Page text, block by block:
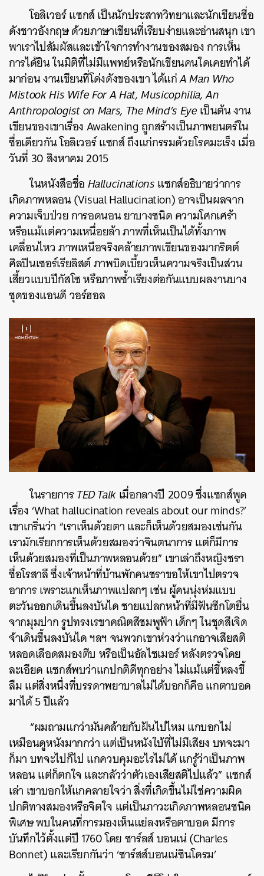
โอลิเวอร์ แซกส์ เป็นนักประสาทวิทยาและนักเขียนชื่อ
ดังชาวอังกฤษ ด้วยภาษาเขียนที่เรียบง่ายและอ่านสนุก เขา
พาเราไปสัมผัสและเข้าใจการทำงานของสมอง การเห็น
การได้ยิน ในมิติที่ไม่มีแพทย์หรือนักเขียนคนใดเคยทำได้
มาก่อน งานเขียนที่โด่งดังของเขา ได้แก่A Man Who
Mistook His Wife For A Hat, Musicophilia, An
Anthropologist on Mars, The Mind’s Eyeเป็นต้น งาน
เขียนของเขาเรื่อง Awakening ถูกสร้างเป็นภาพยนตร์ใน
ชื่อเดียวกัน โอลิเวอร์ แซกส์ ถึงแก่กรรมด้วยโรคมะเร็ง เมื่อ
วันที่ 30 สิงหาคม 2015
ในหนังสือชื่อHallucinationsแซกส์อธิบายว่าการ
เกิดภาพหลอน (Visual Hallucination) อาจเป็นผลจาก
ความเจ็บป่วย การอดนอน ยาบางชนิด ความโศกเศร้า
หรือแม้แต่ความเหนื่อยล้า ภาพที่เห็นเป็นได้ทั้งภาพ
เคลื่อนไหว ภาพเหนือจริงคล้ายภาพเขียนของมากริตต์
ศิลปินเซอร์เรียลิสต์ ภาพบิดเบี้ยวเห็นความจริงเป็นส่วน
เสี้ยวแบบปีกัสโซ หรือภาพซ้ำเรียงต่อกันแบบผลงานบาง
ชุดของแอนดี วอร์ฮอล
ในรายการTED Talkเมื่อกลางปี 2009 ซึ่งแซกส์พูด
เรื่อง ‘What hallucination reveals about our minds?’
เขาเกริ่นว่า “เราเห็นด้วยตา และก็เห็นด้วยสมองเช่นกัน
เรามักเรียกการเห็นด้วยสมองว่าจินตนาการ แต่ก็มีการ
เห็นด้วยสมองที่เป็นภาพหลอนด้วย” เขาเล่าถึงหญิงชรา
ชื่อโรสาลี ซึ่งเจ้าหน้าที่บ้านพักคนชราขอให้เขาไปตรวจ
อาการ เพราะแกเห็นภาพแปลกๆ เช่น ผู้คนนุ่งห่มแบบ
ตะวันออกเดินขึ้นลงบันได ชายแปลกหน้าที่มีฟันซีกโตยื่น
จากมุมปาก รูปทรงเรขาคณิตสีชมพูฟ้า เด็กๆ ในชุดสีเจิด
จ้าเดินขึ้นลงบันได ฯลฯ จนพวกเขาห่วงว่าแกอาจเสียสติ
หลอดเลือดสมองตีบ หรือเป็นอัลไซเมอร์ หลังตรวจโดย
ละเอียด แซกส์พบว่าแกปกติดีทุกอย่าง ไม่แม้แต่ขี้หลงขี้
ลืม แต่สิ่งหนึ่งที่บรรดาพยาบาลไม่ได้บอกก็คือ แกตาบอด
มาได้ 5 ปีแล้ว
“ผมถามแกว่ามันคล้ายกับฝันไปไหม แกบอกไม่
เหมือนดูหนังมากกว่า แต่เป็นหนังใบ้ที่ไม่มีเสียง บทจะมา
ก็มา บทจะไปก็ไป แกควบคุมอะไรไม่ได้ แกรู้ว่าเป็นภาพ
หลอน แต่ก็ตกใจ และกลัวว่าตัวเองเสียสติไปแล้ว” แซกส์
เล่า เขาบอกให้แกคลายใจว่า สิ่งที่เกิดขึ้นไม่ใช่ความผิด
ปกติทางสมองหรือจิตใจ แต่เป็นภาวะเกิดภาพหลอนชนิด
พิเศษ พบในคนที่การมองเห็นแย่ลงหรือตาบอด มีการ
บันทึกไว้ตั้งแต่ปี 1760 โดย ชาร์ลส์ บอนเน่ (Charles
Bonnet) และเรียกกันว่า ‘ชาร์สส์บอนเน่ซินโดรม’